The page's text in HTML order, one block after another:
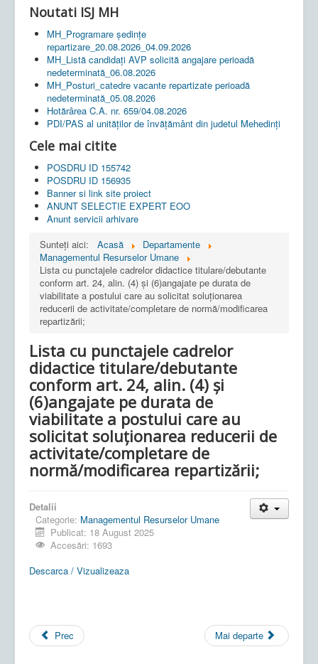
Noutati ISJ MH
MH_Programare ședințe
repartizare_20.08.2026_04.09.2026
MH_Listă candidați AVP solicită angajare perioadă
nedeterminată_06.08.2026
MH_Posturi_catedre vacante repartizate perioadă
nedeterminată_05.08.2026
Hotărârea C.A. nr. 659/04.08.2026
PDI/PAS al unităților de învățământ din judetul Mehedinți
Cele mai citite
POSDRU ID 155742
POSDRU ID 156935
Banner si link site proiect
ANUNT SELECTIE EXPERT EOO
Anunt servicii arhivare
Sunteți aici:
Acasă
Departamente
Managementul Resurselor Umane
Lista cu punctajele cadrelor didactice titulare/debutante
conform art. 24, alin. (4) și (6)angajate pe durata de
viabilitate a postului care au solicitat soluționarea
reducerii de activitate/completare de normă/modificarea
repartizării;
Lista cu punctajele cadrelor
didactice titulare/debutante
conform art. 24, alin. (4) și
(6)angajate pe durata de
viabilitate a postului care au
solicitat soluționarea reducerii de
activitate/completare de
normă/modificarea repartizării;
Detalii
Categorie: Managementul Resurselor Umane
Publicat: 18 August 2025
Accesări: 1693
Descarca / Vizualizeaza
Prec Mai departe